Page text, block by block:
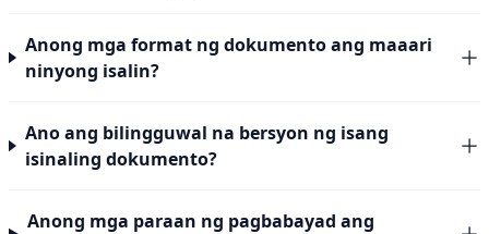
Anong mga format ng dokumento ang maaari
ninyong isalin?
Ano ang bilingguwal na bersyon ng isang
isinaling dokumento?
Anong mga paraan ng pagbabayad ang